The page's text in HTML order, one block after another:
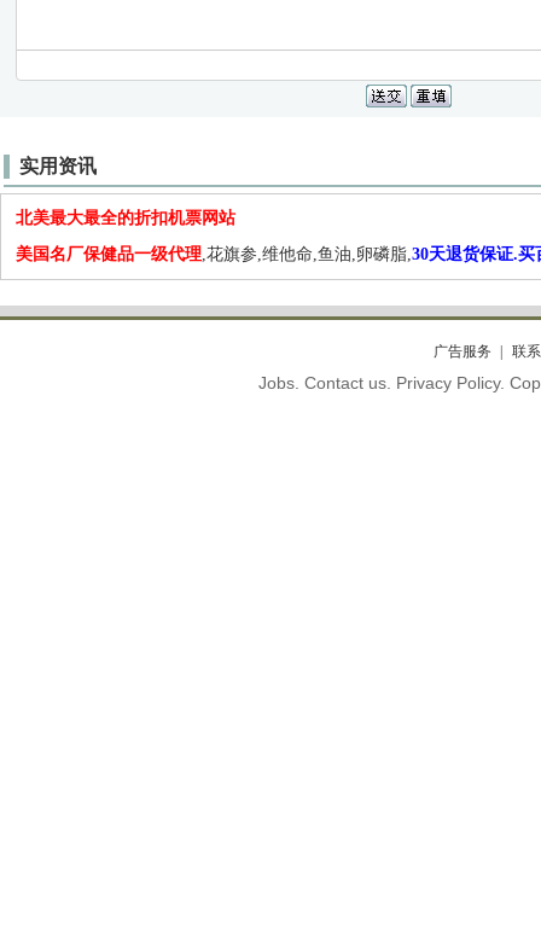
实用资讯
北美最大最全的折扣机票网站
美国名厂保健品一级代理,花旗参,维他命,鱼油,卵磷脂,30天退货保证.买
广告服务 联
Jobs. Contact us. Privacy Policy.